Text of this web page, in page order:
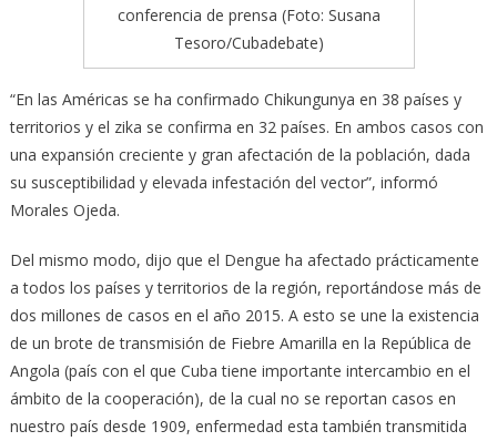
conferencia de prensa (Foto: Susana
Tesoro/Cubadebate)
“En las Américas se ha confirmado Chikungunya en 38 países y
territorios y el zika se confirma en 32 países. En ambos casos con
una expansión creciente y gran afectación de la población, dada
su susceptibilidad y elevada infestación del vector”, informó
Morales Ojeda.
Del mismo modo, dijo que el Dengue ha afectado prácticamente
a todos los países y territorios de la región, reportándose más de
dos millones de casos en el año 2015. A esto se une la existencia
de un brote de transmisión de Fiebre Amarilla en la República de
Angola (país con el que Cuba tiene importante intercambio en el
ámbito de la cooperación), de la cual no se reportan casos en
nuestro país desde 1909, enfermedad esta también transmitida